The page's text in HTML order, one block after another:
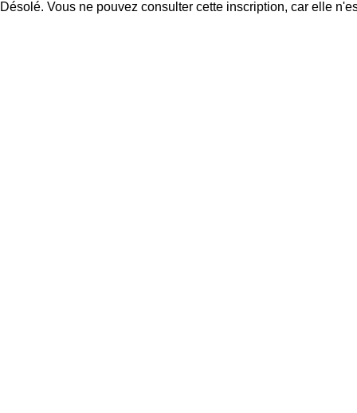
Désolé. Vous ne pouvez consulter cette inscription, car elle